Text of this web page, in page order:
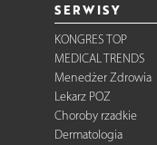
SERWISY
KONGRES TOP
MEDICAL TRENDS
Menedżer Zdrowia
Lekarz POZ
Choroby rzadkie
Dermatologia